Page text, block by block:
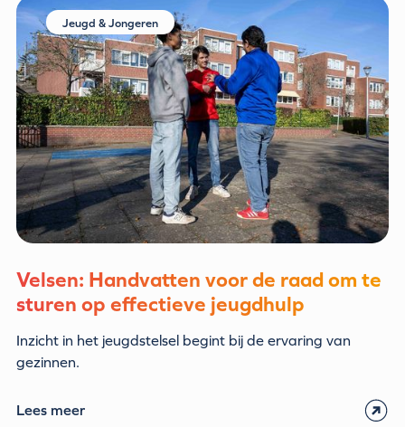
Jeugd & Jongeren
Velsen: Handvatten voor de raad om te
sturen op effectieve jeugdhulp
Inzicht in het jeugdstelsel begint bij de ervaring van
gezinnen.
Lees meer